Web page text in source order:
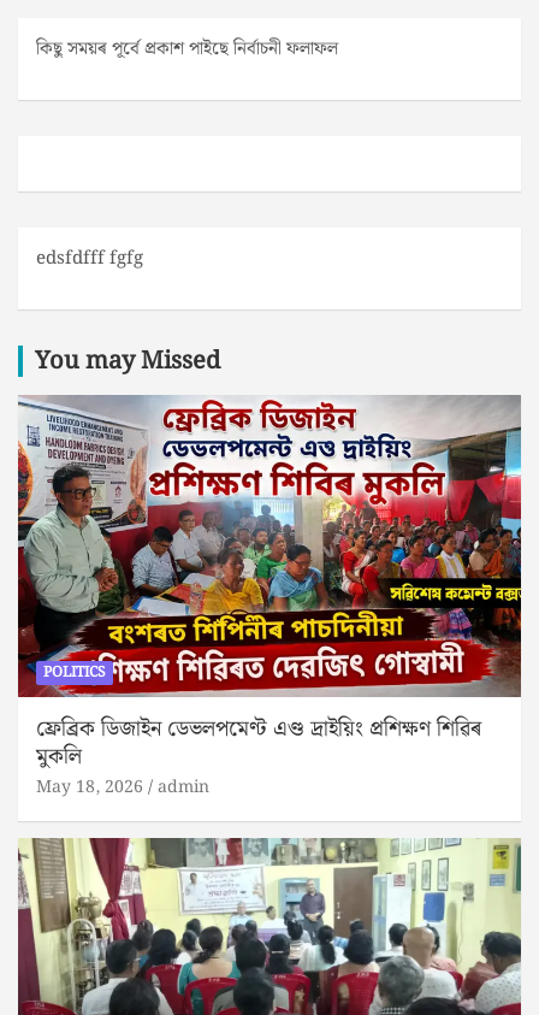
কিছু সময়ৰ পূৰ্বে প্ৰকাশ পাইছে নিৰ্বাচনী ফলাফল
edsfdfff fgfg
You may Missed
POLITICS
ফ্ৰেব্ৰিক ডিজাইন ডেভলপমেণ্ট এণ্ড দ্ৰাইয়িং প্ৰশিক্ষণ শিৱিৰ
মুকলি
May 18, 2026 admin